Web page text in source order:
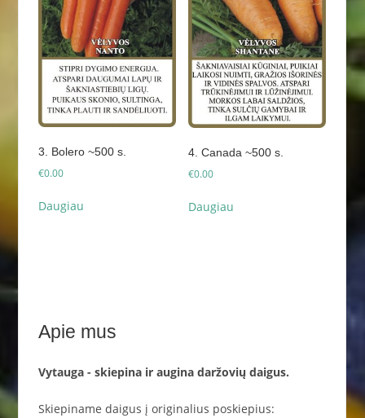
3. Bolero ~500 s.
€0.00
Daugiau
4. Canada ~500 s.
€0.00
Daugiau
Apie mus
Vytauga - skiepina ir augina daržovių daigus.
Skiepiname daigus į originalius poskiepius: